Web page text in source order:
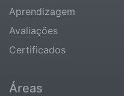
Aprendizagem
Avaliações
Certificados
Áreas